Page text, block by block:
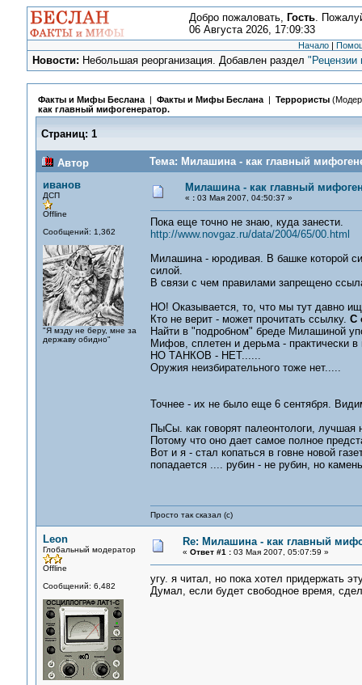
Добро пожаловать, Гость.
06 Августа 2026, 17:09:33
Начало |
Новости: Небольшая реорганизация. Добавлен раздел"Рецензии
Факты и Мифы Беслана| Факты и Мифы Беслана| Террористы
как главный мифогенератор.
Страниц: 1
Автор
Тема: Милашина - как главный
иванов
ДСП
Offline
Сообщений: 1,362
"Я мзду не беру, мне за
державу обидно"
Милашина - как главный
« :03 Мая 2007, 04:50:37 »
Пока еще точно не знаю, куда занести.
http://www.novgaz.ru/data/2004/65/00.html
Милашина - юродивая. В башке которой
силой.
В связи с чем правилами запрещено
НО! Оказывается, то, что мы тут давно
Кто не верит - может прочитать ссылку. С
Найти в "подробном" бреде Милашиной
Мифов, сплетен и дерьма - практически
НО ТАНКОВ - НЕТ......
Оружия неизбирательного тоже нет.....
Точнее - их не было еще 6 сентября.
ПыСы. как говорят палеонтологи,
Потому что оно дает самое полное
Вот и я - стал копаться в говне новой
попадается .... рубин - не рубин, но
Просто так сказал (с)
Leon
Глобальный модератор
Offline
Сообщений: 6,482
Re: Милашина - как главный
« Ответ #1 :03 Мая 2007, 05:07:59 »
угу. я читал, но пока хотел придержать
Думал, если будет свободное время,